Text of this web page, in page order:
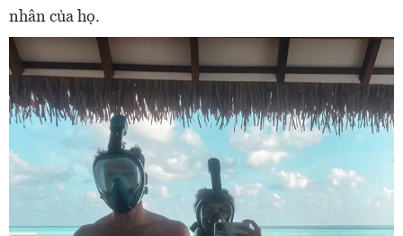
nhân của họ.